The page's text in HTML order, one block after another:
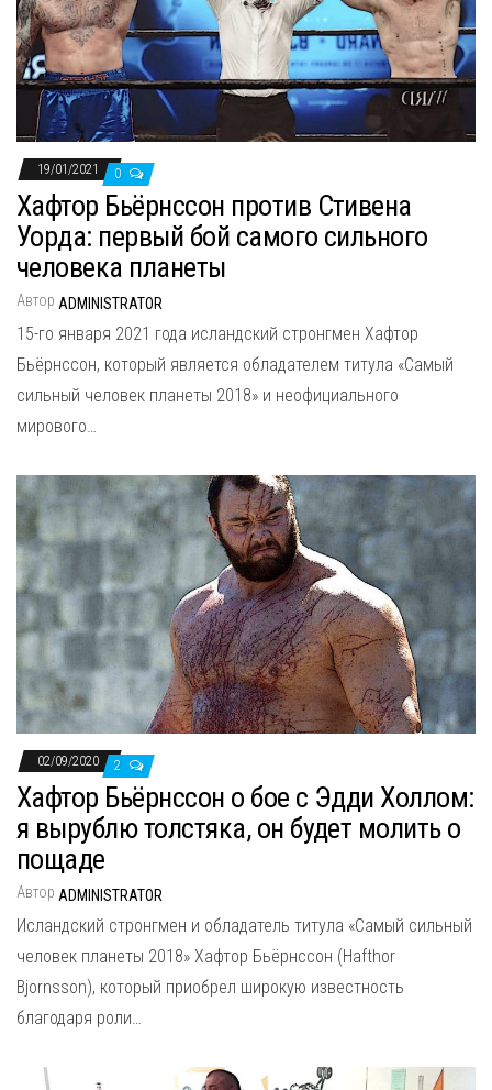
19/01/2021 0
Хафтор Бьёрнссон против Стивена
Уорда: первый бой самого сильного
человека планеты
Автор ADMINISTRATOR
15-го января 2021 года исландский стронгмен Хафтор
Бьёрнссон, который является обладателем титула «Самый
сильный человек планеты 2018» и неофициального
мирового…
02/09/2020 2
Хафтор Бьёрнссон о бое с Эдди Холлом:
я вырублю толстяка, он будет молить о
пощаде
Автор ADMINISTRATOR
Исландский стронгмен и обладатель титула «Самый сильный
человек планеты 2018» Хафтор Бьёрнссон (Hafthor
Bjornsson), который приобрел широкую известность
благодаря роли…